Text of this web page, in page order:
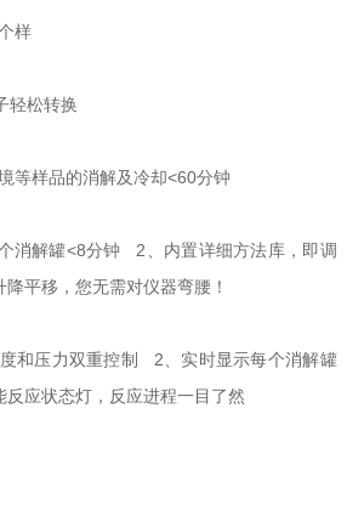
样
轻松转换
等样品的消解及冷却<60分钟
消解罐<8分钟 2、内置详细方法库，即调
平移，您无需对仪器弯腰！
和压力双重控制 2、实时显示每个消解罐
应状态灯，反应进程一目了然